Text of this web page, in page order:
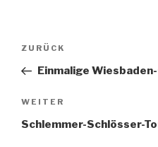
Beitragsnavigation
Vorheriger
Beitrag
ZURÜCK
Einmalige
Nächster
Beitrag
WEITER
Schlemmer-Schlösser-